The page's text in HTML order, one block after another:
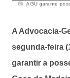
AGU garante
A Advocacia-
segunda-feira
garantir a